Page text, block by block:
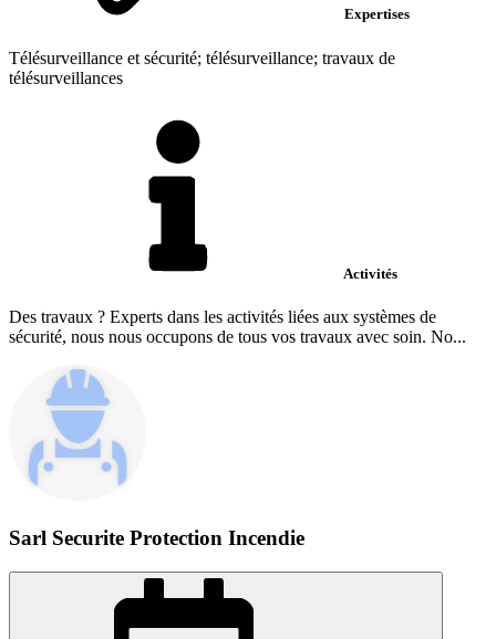
Expertises
Télésurveillance et sécurité; télésurveillance; travaux de
télésurveillances
Activités
Des travaux ? Experts dans les activités liées aux systèmes de
sécurité, nous nous occupons de tous vos travaux avec soin. No...
Sarl Securite Protection Incendie